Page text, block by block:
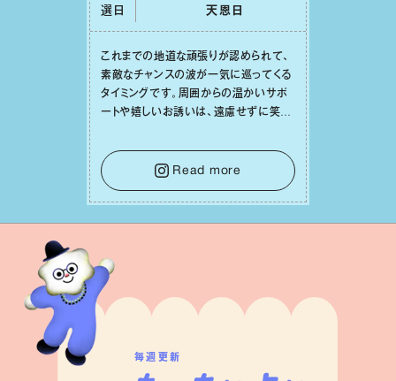
選日 天恩⽇
これまでの地道な頑張りが認められて、
素敵なチャンスの波が⼀気に巡ってくる
タイミングです。周囲からの温かいサポ
ートや嬉しいお誘いは、遠慮せずに笑顔
せになっていくイメージを持って⼀歩を
踏み出して。⼀⼈⼀⼈の良いところが混
ざり合い、ハッピーな未来が形作られて
いきます。
Read more
毎週更新